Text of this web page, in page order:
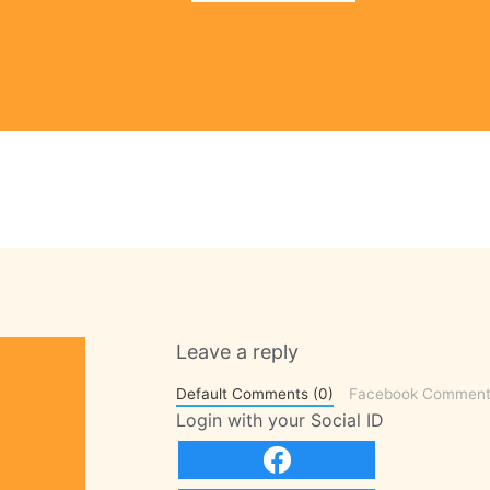
Leave a reply
Default Comments (0) Facebook
Login with your Social ID